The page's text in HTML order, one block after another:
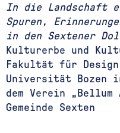
In die Landschaft
Spuren,
in den Sextener
Kulturerbe und
Fakultät für
Universität Bozen
dem Verein
Gemeinde Sexten